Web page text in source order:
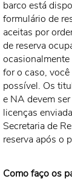
barco está
formulário de
aceitas por
de reserva
for o caso,
possível. Os
e NA devem
licenças
Secretaria de
reserva após o
Como faço os